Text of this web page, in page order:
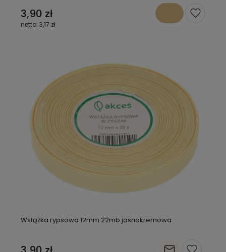
3,90 zł
3,17 zł
Wstążka rypsowa 12mm 22mb jasnokremowa